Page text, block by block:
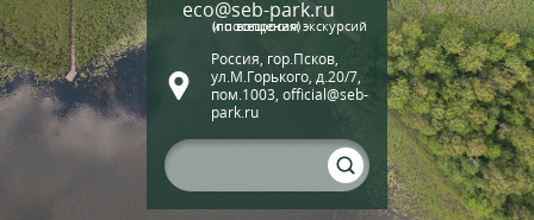
eco@seb-park.ru
(по вопросам экскурсий и посещения)
Россия, гор.Псков,
ул.М.Горького, д.20/7,
пом.1003, official@seb-
park.ru